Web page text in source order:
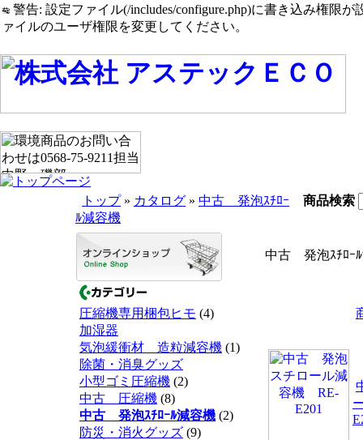
警告: 設定ファイル(/includes/configure.php)に書き込み権限が
ァイルのユーザ権限を変更してください。
トップ» カタログ » 中古 発泡ｽﾁﾛｰ
ﾙ減容機
商品検索
圧縮機専用梱包ヒモ (4)
加湿器
気泡緩衝材 造粒減容機 (1)
除菌・消臭グッズ
小型ゴミ圧縮機 (2)
中古 圧縮機 (8)
中古 発泡ｽﾁﾛｰﾙ減容機 (2)
防災・消火グッズ (9)
中古 発泡ｽﾁﾛｰ